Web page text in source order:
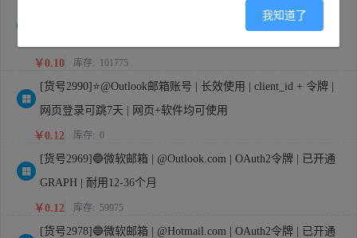
[货号3307]🟥微软邮箱 | @Hotmail.com后缀 | OAuth2/Graph令
￥0.10 库存: 101775
[货号2990]⭐@Outlook邮箱账号 | 长效使用 | client_id + 令牌 |
网页登录可跳7天 | 网页+软件均可使用
￥0.12 库存: 0
[货号2969]🔵微软邮箱 | @Outlook.com | OAuth2令牌 | 已开通
GRAPH | 耐用12-36个月
￥0.12 库存: 59975
[货号2978]🔵微软邮箱 | @Hotmail.com | OAuth2令牌 | 已开通
我知道了